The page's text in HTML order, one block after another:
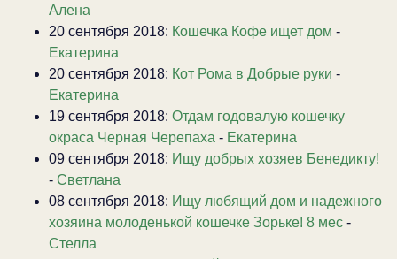
Алена
20 сентября 2018: Кошечка Кофе ищет дом -
Екатерина
20 сентября 2018: Кот Рома в Добрые руки -
Екатерина
19 сентября 2018: Отдам годовалую кошечку
окраса Черная Черепаха - Екатерина
09 сентября 2018: Ищу добрых хозяев Бенедикту!
- Светлана
08 сентября 2018: Ищу любящий дом и надежного
хозяина молоденькой кошечке Зорьке! 8 мес -
Стелла